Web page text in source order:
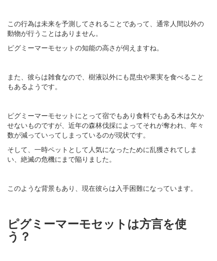
この行為は未来を予測してされることであって、通常人間以外の
動物が行うことはありません。
ピグミーマーモセットの知能の高さが伺えますね。
また、彼らは雑食なので、樹液以外にも昆虫や果実を食べること
もあるようです。
ピグミーマーモセットにとって宿でもあり食料でもある木は欠か
せないものですが、近年の森林伐採によってそれが奪われ、年々
数が減っていってしまっているのが現状です。
そして、一時ペットとして人気になったために乱獲されてしま
い、絶滅の危機にまで陥りました。
このような背景もあり、現在彼らは入手困難になっています。
ピグミーマーモセットは方言を使
う？